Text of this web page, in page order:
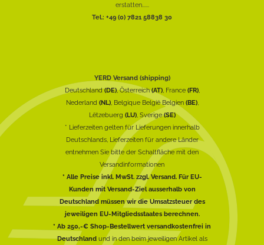
erstatten......
Tel.: +49 (0) 7821 58838 30
YERD Versand (shipping)
Deutschland(DE), Österreich(AT), France (FR),
Nederland (NL), Belgique België Belgien (BE),
Lëtzebuerg (LU), Sverige(SE)
* Lieferzeiten gelten für Lieferungen innerhalb
Deutschlands, Lieferzeiten für andere Länder
entnehmen Sie bitte der Schaltfläche mit den
Versandinformationen
* Alle Preise inkl. MwSt. zzgl. Versand. Für EU-
Kunden mit Versand-Ziel ausserhalb von
Deutschland müssen wir die Umsatzsteuer des
jeweiligen EU-Mitgliedsstaates berechnen.
* Ab 250,-€ Shop-Bestellwert versandkostenfrei in
Deutschlandund in den beim jeweiligen Artikel als